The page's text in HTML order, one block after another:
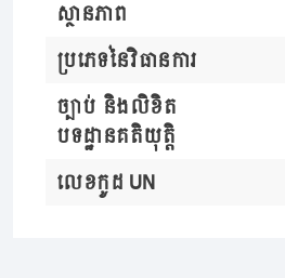
ស្ថានភាព
ប្រភេទនៃវិធានការ
ច្បាប់ និងលិខិត
បទដ្ឋានគតិយុត្តិ
លេខកូដ UN